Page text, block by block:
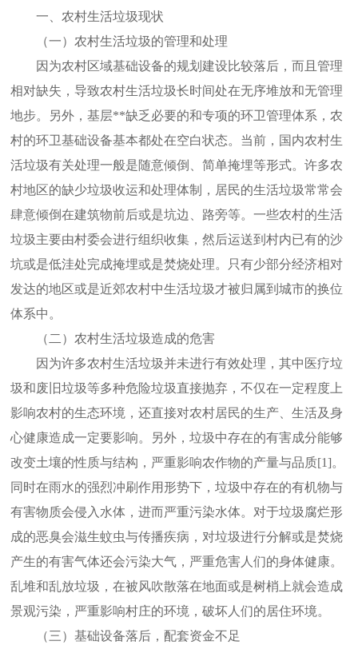
一、农村生活垃圾现状
（一）农村生活垃圾的管理和处理
因为农村区域基础设备的规划建设比较落后，而且管理
相对缺失，导致农村生活垃圾长时间处在无序堆放和无管理
地步。另外，基层**缺乏必要的和专项的环卫管理体系，农
村的环卫基础设备基本都处在空白状态。当前，国内农村生
活垃圾有关处理一般是随意倾倒、简单掩埋等形式。许多农
村地区的缺少垃圾收运和处理体制，居民的生活垃圾常常会
肆意倾倒在建筑物前后或是坑边、路旁等。一些农村的生活
垃圾主要由村委会进行组织收集，然后运送到村内已有的沙
坑或是低洼处完成掩埋或是焚烧处理。只有少部分经济相对
发达的地区或是近郊农村中生活垃圾才被归属到城市的换位
体系中。
（二）农村生活垃圾造成的危害
因为许多农村生活垃圾并未进行有效处理，其中医疗垃
圾和废旧垃圾等多种危险垃圾直接抛弃，不仅在一定程度上
影响农村的生态环境，还直接对农村居民的生产、生活及身
心健康造成一定要影响。另外，垃圾中存在的有害成分能够
改变土壤的性质与结构，严重影响农作物的产量与品质[1]。
同时在雨水的强烈冲刷作用形势下，垃圾中存在的有机物与
有害物质会侵入水体，进而严重污染水体。对于垃圾腐烂形
成的恶臭会滋生蚊虫与传播疾病，对垃圾进行分解或是焚烧
产生的有害气体还会污染大气，严重危害人们的身体健康。
乱堆和乱放垃圾，在被风吹散落在地面或是树梢上就会造成
景观污染，严重影响村庄的环境，破坏人们的居住环境。
（三）基础设备落后，配套资金不足